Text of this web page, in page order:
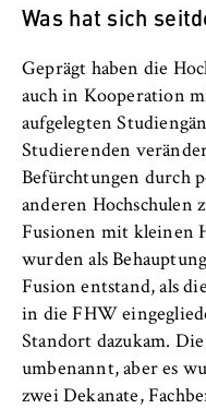
Was hat sich
Geprägt haben die Hochschule der Zuwachs an neuen,
auch in Kooperation
aufgelegten
Studierenden
Befürchtungen durch
anderen Hochschulen
Fusionen mit kleinen
wurden als
Fusion entstand, als
in die FHW
Standort dazukam.
umbenannt, aber es
zwei Dekanate,